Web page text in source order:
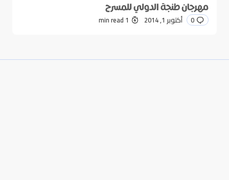
مهرجان طنجة الدولي للمسرح
0 أكتوبر 1, 2014 1 min read